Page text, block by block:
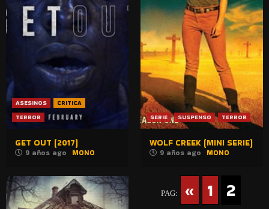
ASESINOS
CRITICA
TERROR
GET OUT (2017)
9 años ago MONO
SERIE SUSPENSO TERROR
WOLF CREEK (MINI SERIE)
9 años ago MONO
PAG: « 1 2